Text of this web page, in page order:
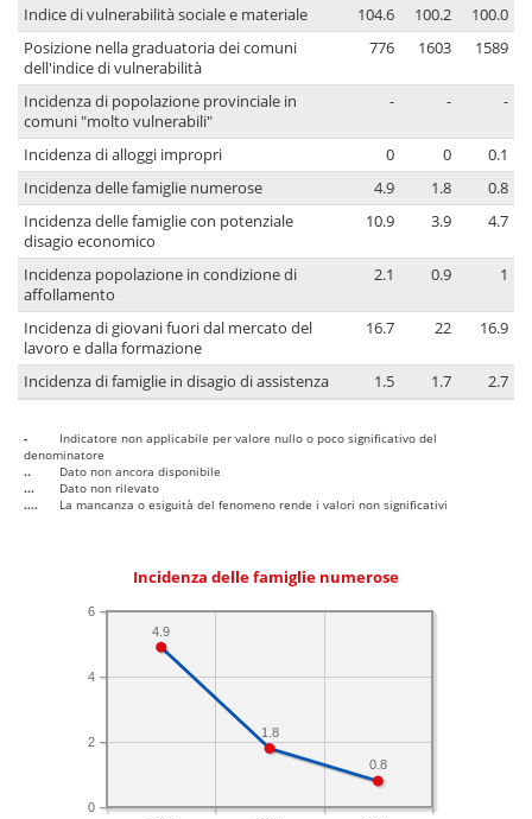
Indice di vulnerabilità sociale e materiale 104.6 100.2
100.0
Posizione nella graduatoria dei comuni
dell'indice di vulnerabilità
776 1603 1589
Incidenza di popolazione provinciale in
comuni "molto vulnerabili"
- - -
Incidenza di alloggi impropri 0 0
0.1
Incidenza delle famiglie numerose
4.9 1.8
0.8
Incidenza delle famiglie con potenziale
disagio economico
10.9 3.9 4.7
Incidenza popolazione in condizione di
affollamento
2.1 0.9 1
Incidenza di giovani fuori dal mercato del
lavoro e dalla formazione
16.7 22 16.9
Incidenza di famiglie in disagio di assistenza 1.5 1.7 2.7
-
Indicatore non applicabile per valore nullo o poco significativo del
denominatore
..
Dato non ancora disponibile
...
Dato non rilevato
....
La mancanza o esiguità del fenomeno rende i valori non significativi
Incidenza delle famiglie numerose
0
2
4
6
0.8
1.8
4.9